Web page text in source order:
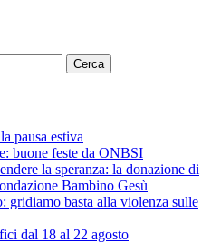
pausa estiva
buone feste da ONBSI
la speranza: la donazione di
Bambino Gesù
gridiamo basta alla violenza sulle
dal 18 al 22 agosto